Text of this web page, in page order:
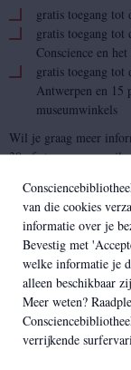
van die cookies
informatie over je
Bevestig met
welke informatie je
alleen beschikbaar
Meer weten?
verrijkende
gratis toegang tot
gratis toegang tot
Conscience en
gratis toegang tot
Antwerpen en 15
museumwinkels
Wil je graag meer
30 of stuur een e-mail
Gerelateerd